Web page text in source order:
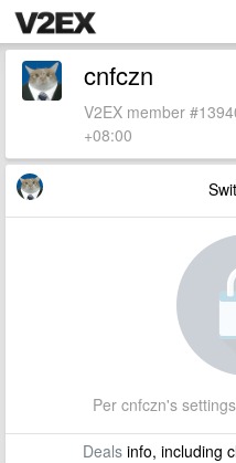
cnfczn
V2EX member
+08:00
Per cnfczn's
Dealsinfo, including